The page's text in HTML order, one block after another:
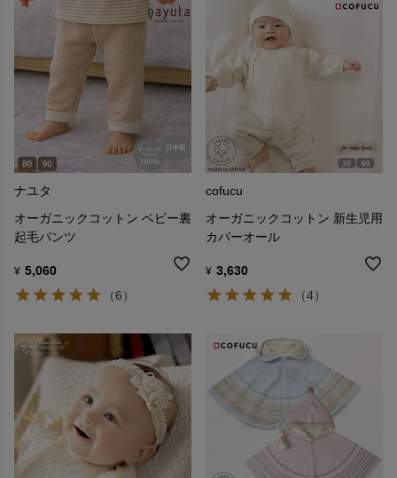
ナユタ
オーガニックコットン ベビー裏
起毛パンツ
¥ 5,060
（6）
cofucu
オーガニックコットン 新生児用
カバーオール
¥ 3,630
（4）